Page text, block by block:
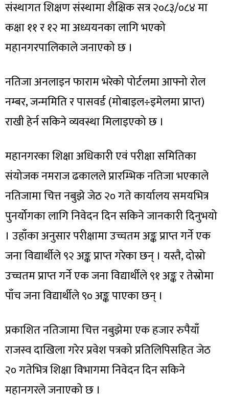
संस्थागत शिक्षण संस्थामा शैक्षिक सत्र २०८३/०८४ मा
कक्षा ११ र १२ मा अध्ययनका लागि भएको
महानगरपालिकाले जनाएको छ ।
नतिजा अनलाइन फाराम भरेको पोर्टलमा आफ्नो रोल
नम्बर, जन्ममिति र पासवर्ड (मोबाइल÷इमेलमा प्राप्त)
राखी हेर्न सकिने व्यवस्था मिलाइएको छ ।
महानगरका शिक्षा अधिकारी एवं परीक्षा समितिका
संयोजक नमराज ढकालले प्रारम्भिक नतिजा भएकाले
नतिजामा चित्त नबुझे जेठ २० गते कार्यालय समयभित्र
पुनर्योगका लागि निवेदन दिन सकिने जानकारी दिनुभयो
। उहाँका अनुसार परीक्षामा उच्चतम अङ्क प्राप्त गर्ने एक
जना विद्यार्थीले ९२ अङ्क प्राप्त गरेका छन् । यस्तै, दोस्रो
उच्चतम प्राप्त गर्ने एक जना विद्यार्थीले ९१ अङ्क र तेस्रोमा
पाँच जना विद्यार्थीले ९० अङ्क पाएका छन् ।
प्रकाशित नतिजामा चित्त नबुझेमा एक हजार रुपैयाँ
राजस्व दाखिला गरेर प्रवेश पत्रको प्रतिलिपिसहित जेठ
२० गतेभित्र शिक्षा विभागमा निवेदन दिन सकिने
महानगरले जनाएको छ ।